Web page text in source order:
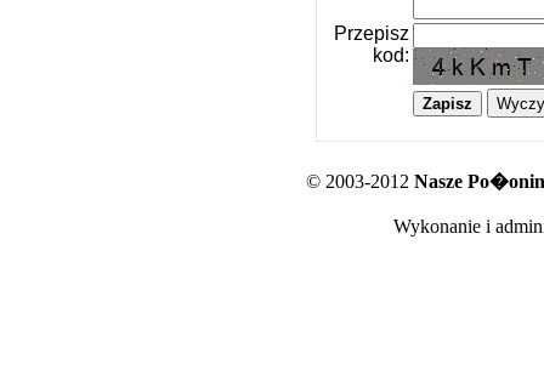
Przepisz
kod:
© 2003-2012 Nasze
Wykonanie i